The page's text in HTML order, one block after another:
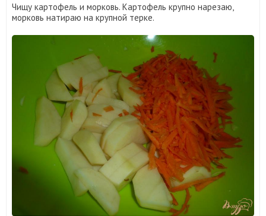
Чищу картофель и морковь. Картофель крупно нарезаю,
морковь натираю на крупной терке.